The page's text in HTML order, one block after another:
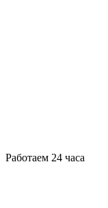
Работаем 24 часа